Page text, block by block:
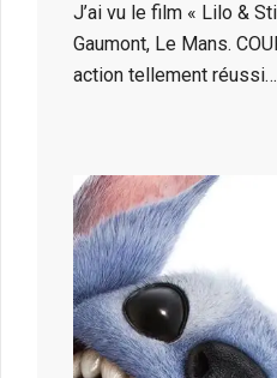
J’ai vu le film « Lilo &
Gaumont, Le Mans.
action tellement